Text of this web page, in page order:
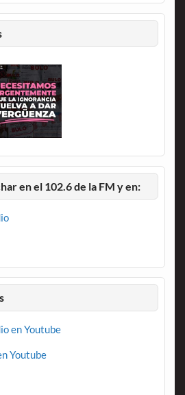
en el 102.6 de la FM y en:
en Youtube
Youtube